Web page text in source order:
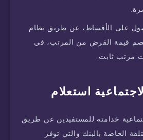
على الأقساط، عن طريق نظام
قيمة القرض من المرتب، في
مرتب ثابت.
استعلام
خدامته للمستفيدين عن طريق
الخاصة بالبنك والتي توفر